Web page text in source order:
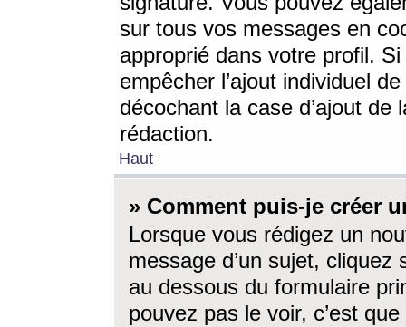
sur tous vos messages en
approprié dans votre profil.
empêcher l’ajout individuel
décochant la case d’ajout
rédaction.
Haut
» Comment puis-je créer
Lorsque vous rédigez un
message d’un sujet, cliquez
au dessous du formulaire
pouvez pas le voir, c’est